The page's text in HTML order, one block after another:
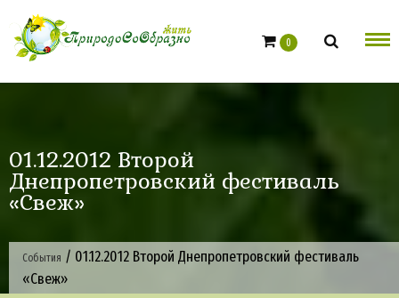
content
0
01.12.2012 Второй
Днепропетровский фестиваль
«Свеж»
События / 01.12.2012 Второй Днепропетровский фестиваль
«Свеж»